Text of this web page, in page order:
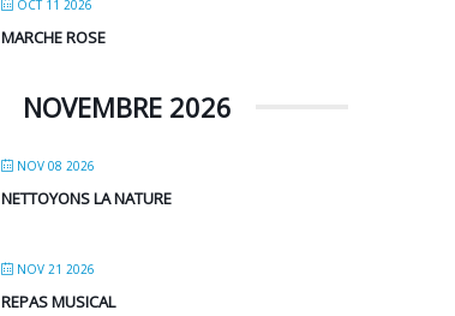
OCT 11 2026
MARCHE ROSE
NOVEMBRE 2026
NOV 08 2026
NETTOYONS LA NATURE
NOV 21 2026
REPAS MUSICAL